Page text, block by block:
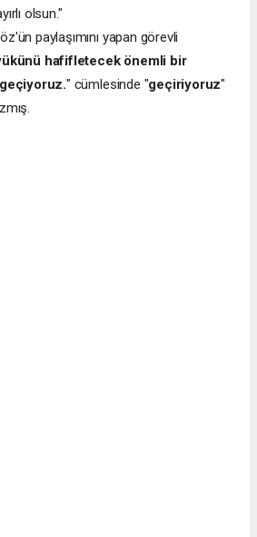
olsun."
paylaşımını yapan görevli
hafifletecek önemli bir
geçiyoruz." cümlesinde "geçiriyoruz"